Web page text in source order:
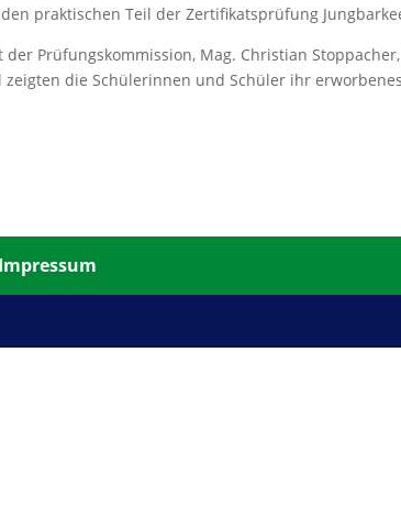
praktischen Teil der Zertifikatsprüfung
der Prüfungskommission, Mag. Christian
zeigten die Schülerinnen und Schüler ihr
Impressum